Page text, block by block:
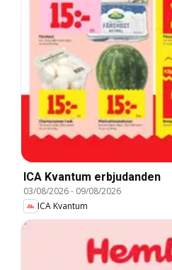
ICA Kvantum erbjudanden
03/08/2026- 09/08/2026
ICA Kvantum